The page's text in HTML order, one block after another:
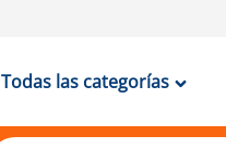
Todas las categorías